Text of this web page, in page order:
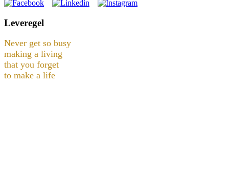
Leveregel
Never get so busy
making a living
that you forget
to make a life